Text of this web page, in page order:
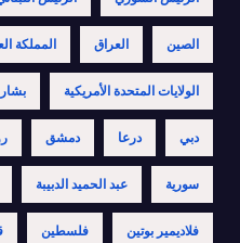
الصين العراق المملكة
الولايات المتحدة الأمريكية
دبي درعا دمشق
سورية عبد الحميد الدبيبة
فلاديمير بوتين فلسطين